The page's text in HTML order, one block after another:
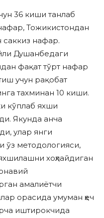
36 киши танлаб
Тожикистондан
саккиз нафар.
Душанбедаги
фақат тўрт нафар
учун рақобат
тахминан 10 киши.
кўплаб яхши
Якунда анча
улар янги
ўз методологияси,
хоҳлайдиган
амалиётчи
орасида умуман ҳеч
иштирокчида